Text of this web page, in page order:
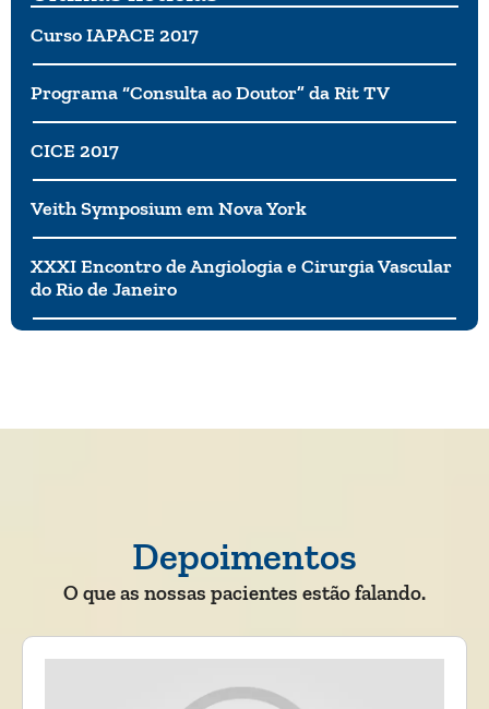
Curso IAPACE 2017
Programa “Consulta ao Doutor” da Rit TV
CICE 2017
Veith Symposium em Nova York
XXXI Encontro de Angiologia e Cirurgia Vascular
do Rio de Janeiro
Depoimentos
O que as nossas pacientes estão falando.